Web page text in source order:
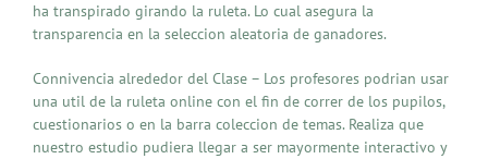
ha transpirado girando la ruleta. Lo cual asegura la
transparencia en la seleccion aleatoria de ganadores.
Connivencia alrededor del Clase – Los profesores podrian usar
una util de la ruleta online con el fin de correr de los pupilos,
cuestionarios o en la barra coleccion de temas. Realiza que
nuestro estudio pudiera llegar a ser mayormente interactivo y